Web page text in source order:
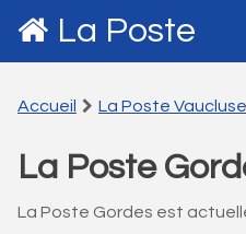
La Poste
Accueil La Poste Vaucluse
La Poste
La Poste Gordes est